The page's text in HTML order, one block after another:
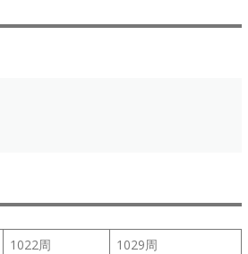
1022周
1029周